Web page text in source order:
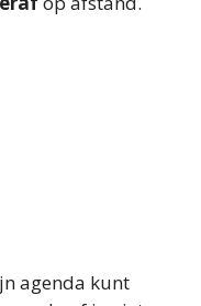
agenda kunt